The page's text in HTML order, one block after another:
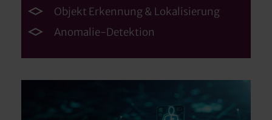
Objekt Erkennung & Lokalisierung
Anomalie-Detektion